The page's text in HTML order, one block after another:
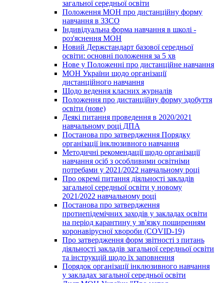
загальної середньої освіти
Положення МОН про дистанційну форму
навчання в ЗЗСО
Індивідуальна форма навчання в школі -
роз'яснення МОН
Новий Держстандарт базової середньої
освіти: основні положення за 5 хв
Нове у Положенні про дистанційне навчання
МОН України щодо організації
дистанційного навчання
Щодо ведення класних журналів
Положення про дистанційну форму здобуття
освіти (нове)
Деякі питання проведення в 2020/2021
навчальному році ДПА
Постанова про затвердження Порядку
організації інклюзивного навчання
Методичні рекомендації щодо організації
навчання осіб з особливими освітніми
потребами у 2021/2022 навчальному році
Про окремі питання діяльності закладів
загальної середньої освіти у новому
2021/2022 навчальному році
Постанова про затвердження
протиепідемічних заходів у закладах освіти
на період карантину у зв'язку поширенням
коронавірусної хвороби (COVID-19)
Про затвердження форм звітності з питань
діяльності закладів загальної середньої освіти
та інструкцій щодо їх заповнення
Порядок організації інклюзивного навчання
у закладах загальної середньої освіти